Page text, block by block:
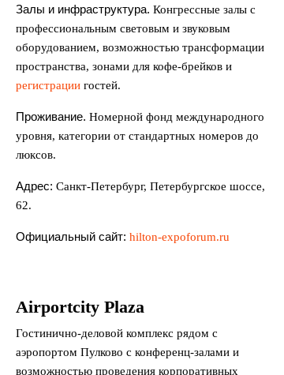
Залы и инфраструктура. Конгрессные залы с
профессиональным световым и звуковым
оборудованием, возможностью трансформации
пространства, зонами для кофе-брейков и
регистрации гостей.
Проживание. Номерной фонд международного
уровня, категории от стандартных номеров до
люксов.
Адрес: Санкт-Петербург, Петербургское шоссе,
62.
Официальный сайт: hilton-expoforum.ru
Airportcity Plaza
Гостинично-деловой комплекс рядом с
аэропортом Пулково с конференц-залами и
возможностью проведения корпоративных